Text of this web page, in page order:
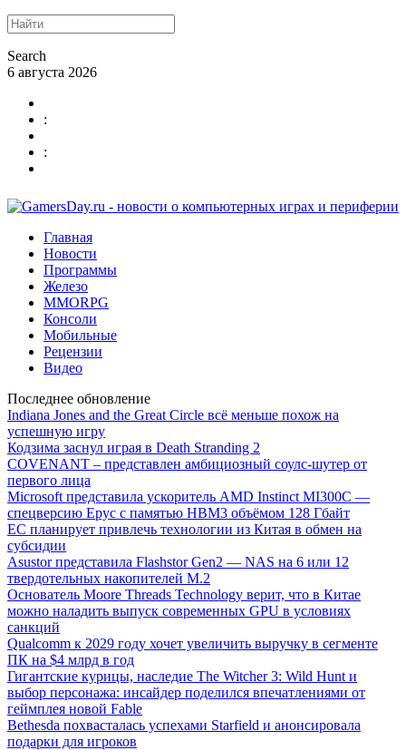
Search
6 августа 2026
:
:
Главная
Новости
Программы
Железо
MMORPG
Консоли
Мобильные
Рецензии
Видео
Последнее обновление
Indiana Jones and the Great Circle всё меньше похож на
успешную игру
Кодзима заснул играя в Death Stranding 2
COVENANT – представлен амбициозный соулс-шутер от
первого лица
Microsoft представила ускоритель AMD Instinct MI300C —
спецверсию Epyc с памятью HBM3 объёмом 128 Гбайт
ЕС планирует привлечь технологии из Китая в обмен на
субсидии
Asustor представила Flashstor Gen2 — NAS на 6 или 12
твердотельных накопителей M.2
Основатель Moore Threads Technology верит, что в Китае
можно наладить выпуск современных GPU в условиях
санкций
Qualcomm к 2029 году хочет увеличить выручку в сегменте
ПК на $4 млрд в год
Гигантские курицы, наследие The Witcher 3: Wild Hunt и
выбор персонажа: инсайдер поделился впечатлениями от
геймплея новой Fable
Bethesda похвасталась успехами Starfield и анонсировала
подарки для игроков